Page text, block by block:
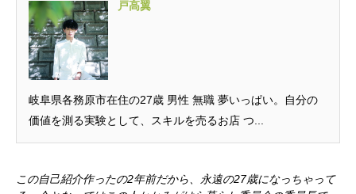
寄り合い
会社概要
Instagram 最新のイベント情報を発信中
かかみがはら暮らし委員会とは？ メンバー図鑑 活動内容 寄り合
戸高翼
岐阜県各務原市在住の27歳 男性 無職 夢いっぱい。自分の
価値を測る実験として、スキルを売るお店 つ...
この自己紹介作ったの2年前だから、永遠の27歳になっちゃって